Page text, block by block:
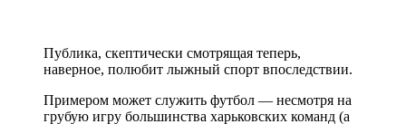
Публика, скептически смотрящая теперь,
наверное, полюбит лыжный спорт впоследствии.
Примером может служить футбол — несмотря на
грубую игру большинства харьковских команд (а